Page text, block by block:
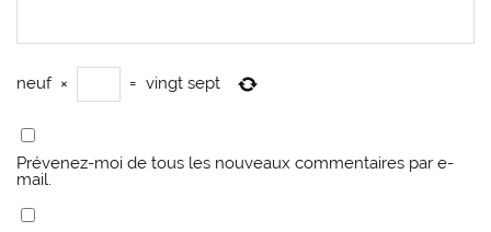
neuf × = vingt sept
Prévenez-moi de tous les nouveaux commentaires par e-
mail.